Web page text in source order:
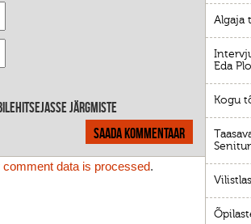
Algaja
Eda
Kogu
järgmiste
comment data is processed.